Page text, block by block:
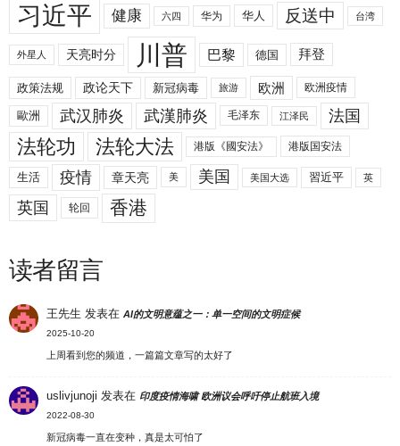
习近平 健康 六四 华为 华人 反送中 台湾
外星人 天亮时分 川普 巴黎 德国 拜登
政策法规 政论天下 新冠病毒 旅游 欧洲 欧洲疫情
歐洲 武汉肺炎 武漢肺炎 毛泽东 江泽民 法国
法轮功 法轮大法 港版《國安法》 港版国安法
生活 疫情 章天亮 美 美国 美国大选 習近平 英
英国 轮回 香港
读者留言
王先生 发表在AI的文明意蕴之一：单一空间的文明症候
2025-10-20
上周看到您的频道，一篇篇文章写的太好了
uslivjunoji 发表在 印度疫情海啸 欧洲议会呼吁停止航班入境
2022-08-30
新冠病毒一直在变种，真是太可怕了